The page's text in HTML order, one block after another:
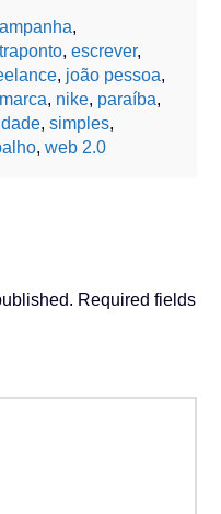
,
,escrever,
, joão pessoa,
marca, nike, paraíba,
,simples,
,web 2.0
Required fields